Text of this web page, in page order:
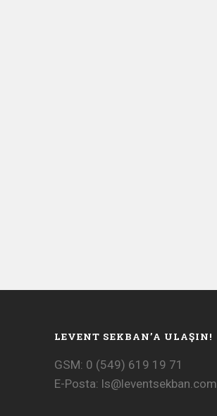
LEVENT SEKBAN’A ULAŞIN!
GSM: 0 (549) 619 19 71
E-Posta: ls@leventsekban.com